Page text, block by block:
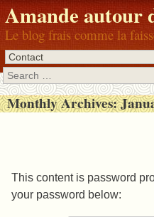
Amande autour
Le blog frais comme la
Search
Monthly Archives:
This content is password
your password below: